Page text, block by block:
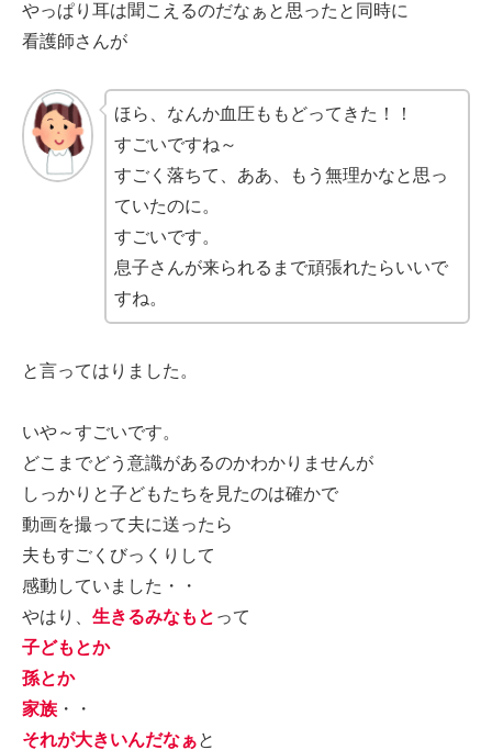
やっぱり耳は聞こえるのだなぁと思ったと同時に
看護師さんが
ほら、なんか血圧ももどってきた！！
すごいですね～
すごく落ちて、ああ、もう無理かなと思っ
ていたのに。
すごいです。
息子さんが来られるまで頑張れたらいいで
すね。
と言ってはりました。
いや～すごいです。
どこまでどう意識があるのかわかりませんが
しっかりと子どもたちを見たのは確かで
動画を撮って夫に送ったら
夫もすごくびっくりして
感動していました・・
やはり、 生きるみなもと って
子どもとか
孫とか
家族 ・・
それが大きいんだなぁと